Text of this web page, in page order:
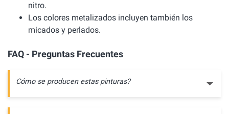
nitro.
Los colores metalizados incluyen también los
micados y perlados.
FAQ - Preguntas Frecuentes
Cómo se producen estas pinturas?